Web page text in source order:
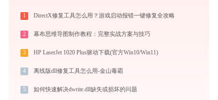
1 DirectX修复工具怎么用？游戏启动报错一键修复全攻略
2 幕布思维导图制作教程：完整实战方案与技巧
3 HP LaserJet 1020 Plus驱动下载(官方Win10/Win11)
4 离线版dll修复工具怎么用-金山毒霸
5 如何快速解决dwrite.dll缺失或损坏的问题